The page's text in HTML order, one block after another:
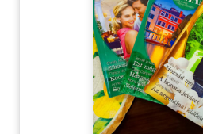
Szótár, nyelvkönyv
Tankönyv, segédkönyv
Társadalomtudomány
Természettudomány